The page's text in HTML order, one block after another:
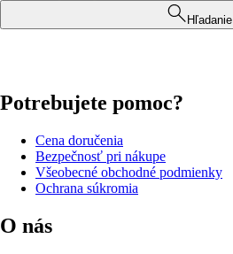
Hľadanie
Potrebujete pomoc?
Cena doručenia
Bezpečnosť pri nákupe
Všeobecné obchodné podmienky
Ochrana súkromia
O nás